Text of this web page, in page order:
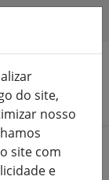
do site,
nosso
site com
e